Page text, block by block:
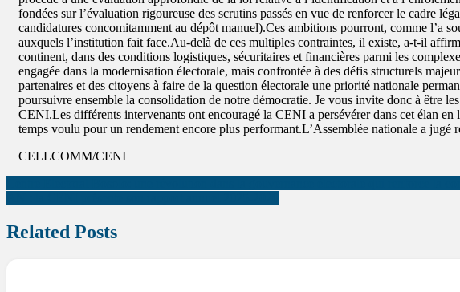
fondées sur l’évaluation rigoureuse des scrutins passés en vue de renforcer le cadre
candidatures concomitamment au dépôt manuel).Ces ambitions pourront, comme
auxquels l’institution fait face.Au-delà de ces multiples contraintes, il existe, a-t-il
continent, dans des conditions logistiques, sécuritaires et financières parmi les
engagée dans la modernisation électorale, mais confrontée à des défis structurels
partenaires et des citoyens à faire de la question électorale une priorité nationale
poursuivre ensemble la consolidation de notre démocratie. Je vous invite donc à être
CENI.Les différents intervenants ont encouragé la CENI a persévérer dans cet élan
temps voulu pour un rendement encore plus performant.L’Assemblée nationale a
CELLCOMM/CENI
Related Posts